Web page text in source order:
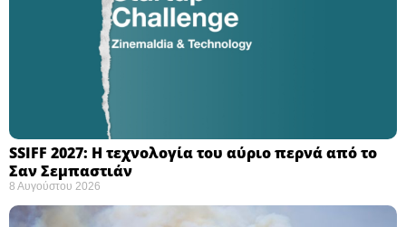
SSIFF 2027: Η τεχνολογία του αύριο περνά από το
Σαν Σεμπαστιάν ​
8 Αυγούστου 2026